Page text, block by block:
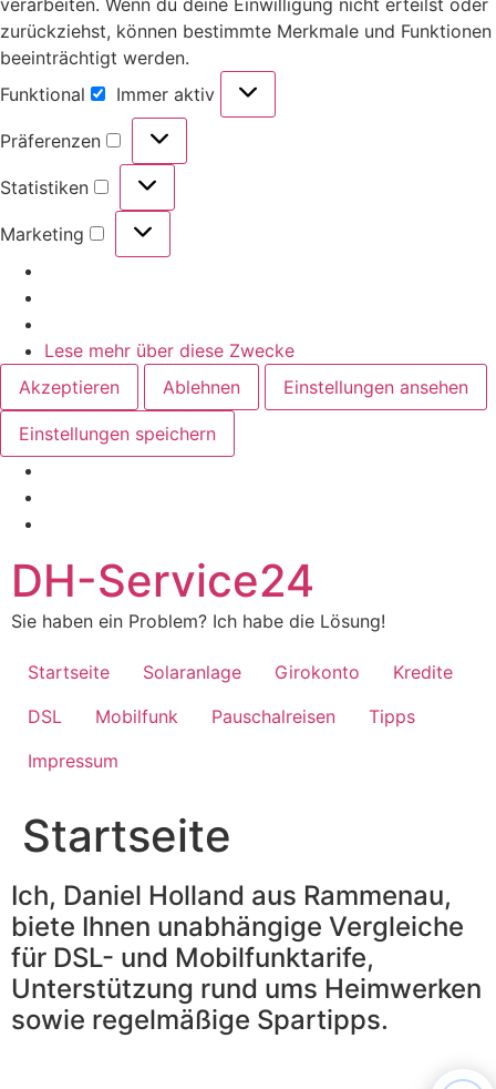
zurückziehst, können bestimmte Merkmale und Funktionen
beeinträchtigt werden.
Funktional
Funktional
Immer aktiv
Präferenzen
Präferenzen
Statistiken
Statistiken
Marketing
Marketing
Lese mehr über diese Zwecke
Akzeptieren
Ablehnen Einstellungen ansehen
Einstellungen speichern
Inhalt
springen
DH-Service24
Sie haben ein Problem? Ich habe die Lösung!
Startseite Solaranlage Girokonto
Kredite
DSL
Mobilfunk Pauschalreisen
Tipps
Impressum
Startseite
Ich, Daniel Holland aus Rammenau,
biete Ihnen unabhängige Vergleiche
für DSL- und Mobilfunktarife,
Unterstützung rund ums Heimwerken
sowie regelmäßige Spartipps.